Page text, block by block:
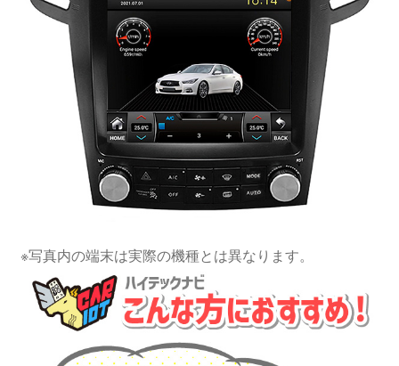
※写真内の端末は実際の機種とは異なります。